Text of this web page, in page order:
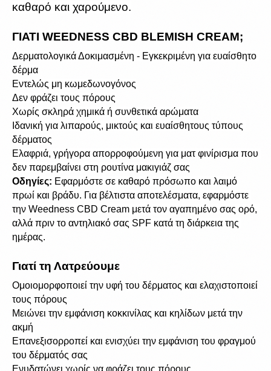
καθαρό και χαρούμενο.
ΓΙΑΤΙ WEEDNESS CBD BLEMISH CREAM;
Δερματολογικά Δοκιμασμένη - Εγκεκριμένη για ευαίσθητο
δέρμα
Εντελώς μη κωμεδωνογόνος
Δεν φράζει τους πόρους
Χωρίς σκληρά χημικά ή συνθετικά αρώματα
Ιδανική για λιπαρούς, μικτούς και ευαίσθητους τύπους
δέρματος
Ελαφριά, γρήγορα απορροφούμενη για ματ φινίρισμα που
δεν παρεμβαίνει στη ρουτίνα μακιγιάζ σας
Οδηγίες: Εφαρμόστε σε καθαρό πρόσωπο και λαιμό
πρωί και βράδυ. Για βέλτιστα αποτελέσματα, εφαρμόστε
την Weedness CBD Cream μετά τον αγαπημένο σας ορό,
αλλά πριν το αντηλιακό σας SPF κατά τη διάρκεια της
ημέρας.
Γιατί τη Λατρεύουμε
Ομοιομορφοποιεί την υφή του δέρματος και ελαχιστοποιεί
τους πόρους
Μειώνει την εμφάνιση κοκκινίλας και κηλίδων μετά την
ακμή
Επανεξισορροπεί και ενισχύει την εμφάνιση του φραγμού
του δέρματός σας
Ενυδατώνει χωρίς να φράζει τους πόρους